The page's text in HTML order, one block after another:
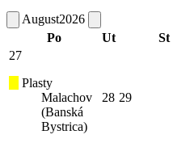
August2026
Po
Ut St
27
Plasty
Malachov
(Banská
Bystrica)
28 29